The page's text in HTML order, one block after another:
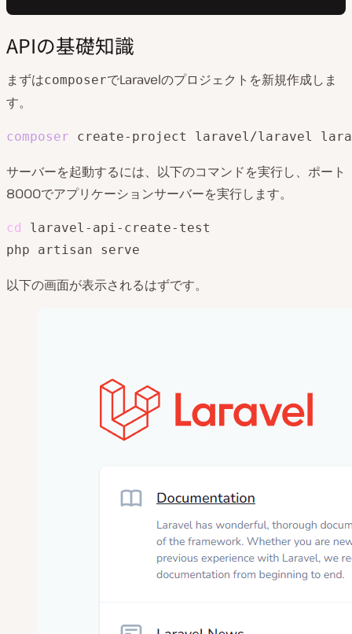
APIの基礎知識
まずはcomposerでLaravelのプロジェクトを新規作成しま
す。
composer create-project laravel/laravel
サーバーを起動するには、以下のコマンドを実行し、ポート
8000でアプリケーションサーバーを実行します。
cd
laravel-api-create-test
php artisan serve
以下の画面が表示されるはずです。